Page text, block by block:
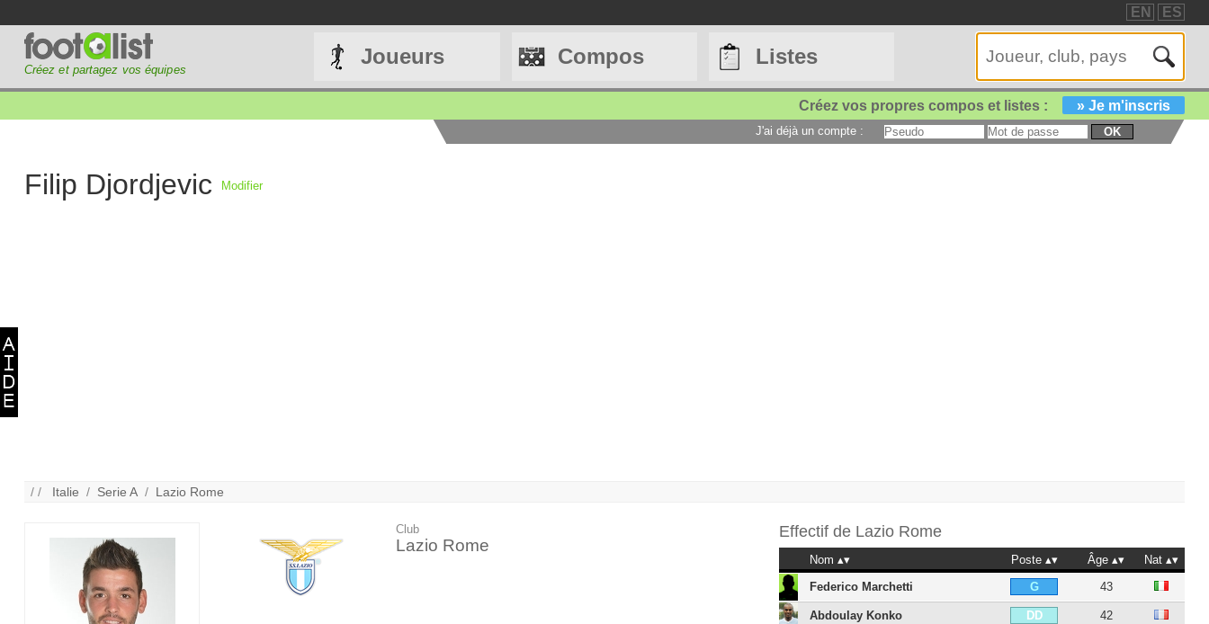
EN ES
Créez et partagez vos équipes
Joueurs Compos Listes
Créez vos propres compos et listes : » Je m'inscris
J'ai déjà un compte : OK
Filip Djordjevic Modifier
/ / Italie / Serie A / Lazio Rome
Club
Lazio Rome
Effectif de Lazio Rome
Nom Poste Âge
Nat
Federico Marchetti
G 43
Abdoulay Konko DD 42